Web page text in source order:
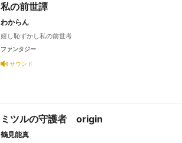
私の前世譚
わからん
嬉し恥ずかし私の前世考
ファンタジー
サウンド
ミツルの守護者 origin
鶴見能真